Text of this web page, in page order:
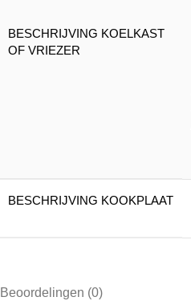
BESCHRIJVING KOELKAST
OF VRIEZER
BESCHRIJVING KOOKPLAAT
Beoordelingen (0)